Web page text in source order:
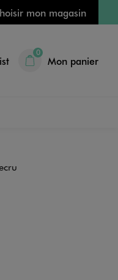
mon magasin
0
Mon panier